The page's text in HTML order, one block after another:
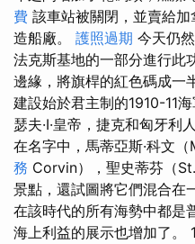
費 該車站被關閉，並賣給
造船廠。 護照過期 今天仍
法克斯基地的一部分進行此
邊緣，將旗桿的紅色碼成一
建設始於君主制的1910-11
瑟夫·I·皇帝，捷克和匈牙利
在名字中，馬蒂亞斯·科文
務 Corvin），聖史蒂芬（
景點，還試圖將它們混合在
在該時代的所有海勢中都是
海上利益的展示也增加了。